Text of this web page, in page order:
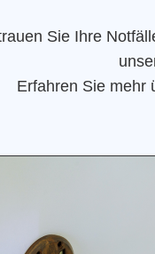
Sie Ihre
Erfahren Sie mehr